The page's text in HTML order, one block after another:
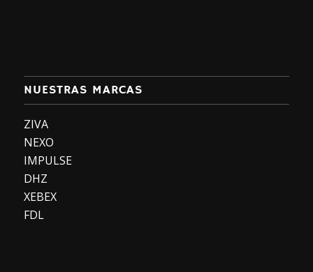
NUESTRAS MARCAS
ZIVA
NEXO
IMPULSE
DHZ
XEBEX
FDL